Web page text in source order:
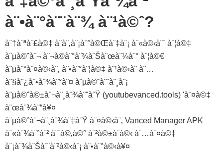
à¨•à¨°à¨¨à¨¾ à¨¹à©ˆ?
à¨†à¨ªà¨£à©‡ à¨à¨‚à¨¡à¨°à©Œà¨‡à¨¡ à¨«à©‹à¨¨ à¨¦à©‡
à¨µà©ˆà¨¬ à¨¬à©à¨°à¨¾à¨Šà¨œà¨¼à¨° à¨¦à©€
à¨µà¨°à¨¤à©‹à¨‚ à¨•à¨°à¨¦à©‡ à¨¹à©‹à¨ à¨…
à¨§à¨¿à¨•à¨¾à¨°à¨¤ à¨µà©ˆà¨¨à¨¸à¨¡
à¨µà©ˆà©±à¨¬à¨¸à¨¾à¨ˆà¨Ÿ (youtubevanced.tools) 'à¨¤à©‡
à¨œà¨¾à¨“à¥¤
à¨µà©ˆà¨¬à¨¸à¨¾à¨‡à¨Ÿ à¨¤à©‹à¨‚ Vanced Manager APK
à¨«à¨¾à¨ˆà¨² à¨¨à©‚à©° à¨²à©±à¨­à©‹ à¨…à¨¤à©‡
à¨¡à¨¾à¨Šà¨¨à¨²à©‹à¨¡ à¨•à¨°à©‹à¥¤